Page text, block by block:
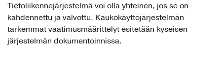
Tietoliikennejärjestelmä voi olla yhteinen, jos se on
kahdennettu ja valvottu. Kaukokäyttöjärjestelmän
tarkemmat vaatimusmäärittelyt esitetään kyseisen
järjestelmän dokumentoinnissa.